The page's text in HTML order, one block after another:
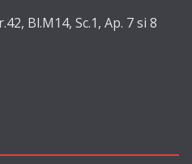
Bl.M14, Sc.1, Ap. 7 si 8